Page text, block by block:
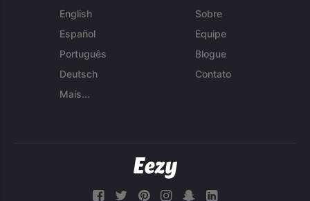
English
Español
Português
Deutsch
Mais...
Sobre
Equipe
Blogue
Contato